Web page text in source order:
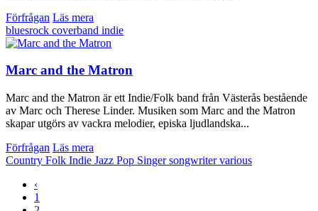
Förfrågan Läs mera
bluesrock coverband indie
Marc and the Matron
Marc and the Matron är ett Indie/Folk band från Västerås bestående
av Marc och Therese Linder. Musiken som Marc and the Matron
skapar utgörs av vackra melodier, episka ljudlandska...
Förfrågan Läs mera
Country Folk Indie Jazz Pop Singer songwritervarious
‹
1